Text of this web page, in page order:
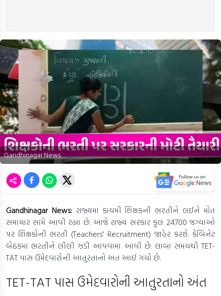
Gandhinagar News
Gandhinagar News: રાજ્યમાં કાયમી શિક્ષકની ભરતીને લઈને મોત
સમાચાર સામે આવી રહ્યા છે. આજે રાજ્ય સરકાર કુલ 24700 જગ્યાઓ
પર શિક્ષકોની ભરતી (Teachers' Recruitment) જાહેર કરશે. કેબિનેટ
બેઠકમાં ભરતીને લીલી ઝંડી આપવામાં આવી છે. લાંબા સમયથી TET-
TAT પાસ ઉમેદવારોની આતુરતાનો અંત આઈ ગયો છે.
TET-TAT પાસ ઉમેદવારોની આતુરતાનો અંત